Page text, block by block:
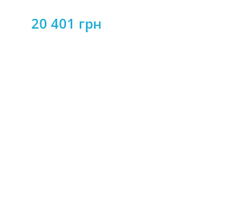
20 401 грн